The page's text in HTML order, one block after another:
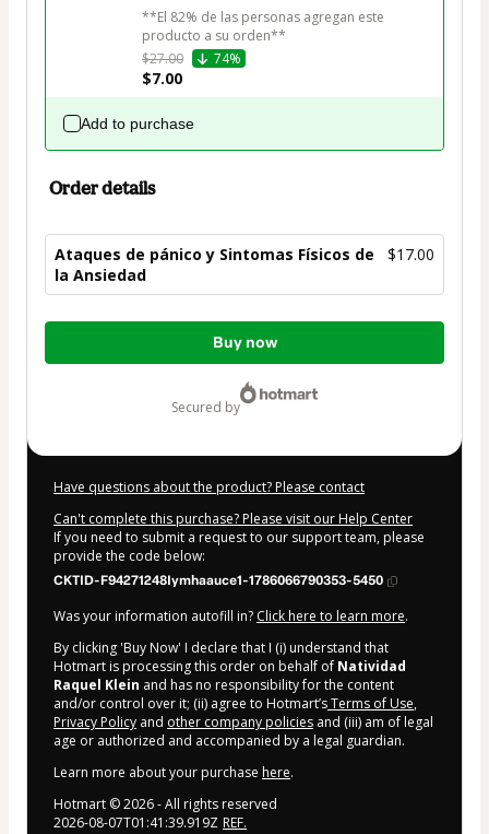
**El 82% de las personas agregan este
producto a su orden**
$27.00
74%
$7.00
Add to purchase
Order details
Ataques de pánico y Sintomas Físicos de
la Ansiedad
$17.00
Total
Buy now
secured by
Have questions about the product? Please contact
Can't complete this purchase? Please visit our Help Center
If you need to submit a request to our support team, please
provide the code below:
CKTID-F94271248Iymhaauce1-1786066790353-5450
Was your information autofill in? Click here to learn more.
By clicking 'Buy Now' I declare that I (i) understand that
Hotmart is processing this order on behalf of Natividad
Raquel Klein and has no responsibility for the content
and/or control over it; (ii) agree to Hotmart’sTerms of Use,
Privacy Policy and other company policies and (iii) am of legal
age or authorized and accompanied by a legal guardian.
Learn more about your purchase here.
Hotmart ©2026- All rights reserved
2026-08-07T01:41:39.919Z REF.